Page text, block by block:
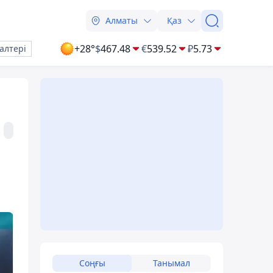
Алматы Қаз
+28°$467.48 €539.52 ₽5.73
Соңғы Танымал